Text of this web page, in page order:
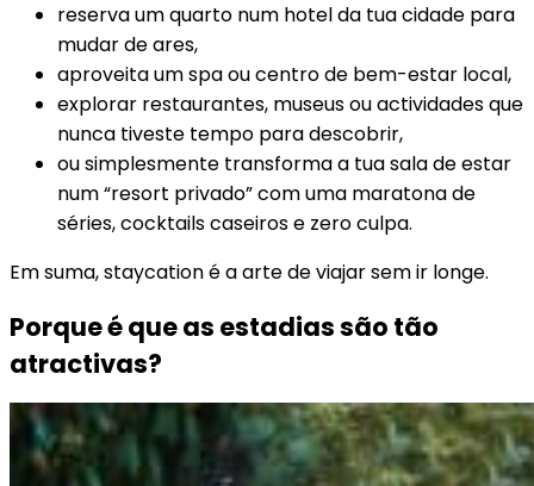
reserva um quarto num hotel da tua cidade para
mudar de ares,
aproveita um spa ou centro de bem-estar local,
explorar restaurantes, museus ou actividades que
nunca tiveste tempo para descobrir,
ou simplesmente transforma a tua sala de estar
num “resort privado” com uma maratona de
séries, cocktails caseiros e zero culpa.
Em suma, staycation é a arte de viajar sem ir longe.
Porque é que as estadias são tão
atractivas?